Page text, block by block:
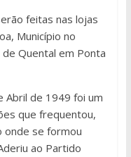
feitas nas lojas
Município no
Quental em Ponta
Abril de 1949 foi um
que frequentou,
onde se formou
ao Partido